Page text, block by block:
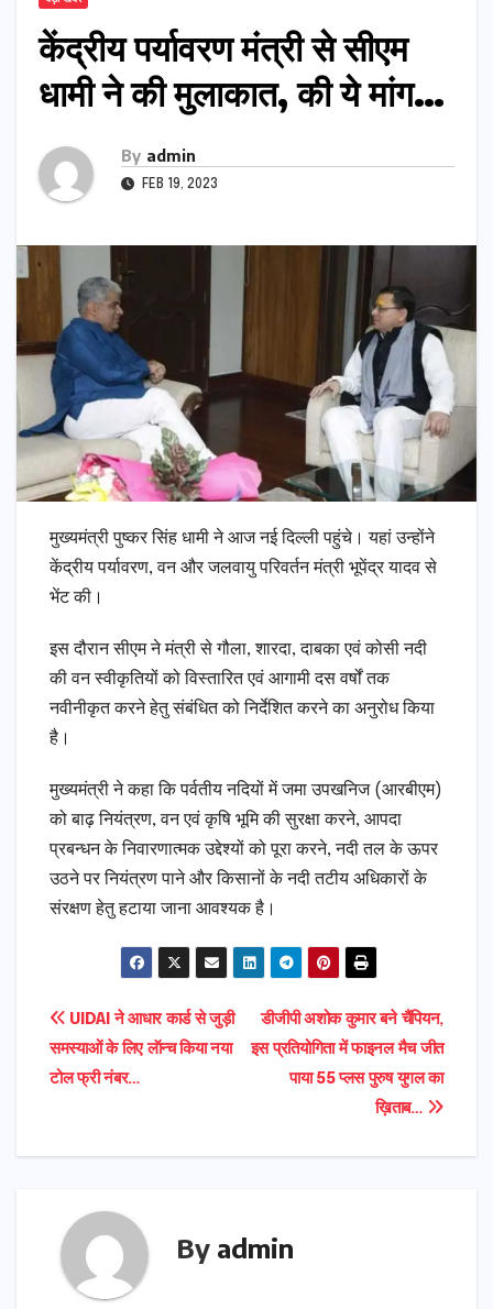
केंद्रीय पर्यावरण मंत्री से सीएम
धामी ने की मुलाकात, की ये मांग…
By admin
FEB 19, 2023
मुख्यमंत्री पुष्कर सिंह धामी ने आज नई दिल्ली पहुंचे। यहां उन्होंने
केंद्रीय पर्यावरण, वन और जलवायु परिवर्तन मंत्री भूपेंद्र यादव से
भेंट की।
इस दौरान सीएम ने मंत्री से गौला, शारदा, दाबका एवं कोसी नदी
की वन स्वीकृतियों को विस्तारित एवं आगामी दस वर्षों तक
नवीनीकृत करने हेतु संबंधित को निर्देशित करने का अनुरोध किया
है।
मुख्यमंत्री ने कहा कि पर्वतीय नदियों में जमा उपखनिज (आरबीएम)
को बाढ़ नियंत्रण, वन एवं कृषि भूमि की सुरक्षा करने, आपदा
प्रबन्धन के निवारणात्मक उद्देश्यों को पूरा करने, नदी तल के ऊपर
उठने पर नियंत्रण पाने और किसानों के नदी तटीय अधिकारों के
संरक्षण हेतु हटाया जाना आवश्यक है।
Post
navigation
डीजीपी अशोक कुमार बने चैंपियन,
इस प्रतियोगिता में फाइनल मैच जीत
पाया 55 प्लस पुरुष युगल का
ख़िताब…
UIDAI ने आधार कार्ड से जुड़ी
समस्याओं के लिए लॅान्च किया नया
टोल फ्री नंबर…
By admin